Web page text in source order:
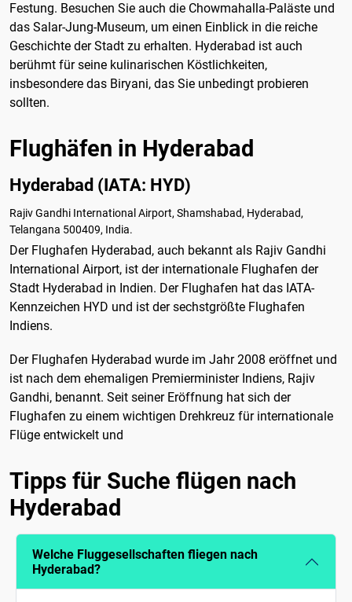
Festung. Besuchen Sie auch die Chowmahalla-Paläste und
das Salar-Jung-Museum, um einen Einblick in die reiche
Geschichte der Stadt zu erhalten. Hyderabad ist auch
berühmt für seine kulinarischen Köstlichkeiten,
insbesondere das Biryani, das Sie unbedingt probieren
sollten.
Flughäfen in Hyderabad
Hyderabad (IATA: HYD)
Rajiv Gandhi International Airport, Shamshabad, Hyderabad,
Telangana 500409, India.
Der Flughafen Hyderabad, auch bekannt als Rajiv Gandhi
International Airport, ist der internationale Flughafen der
Stadt Hyderabad in Indien. Der Flughafen hat das IATA-
Kennzeichen HYD und ist der sechstgrößte Flughafen
Indiens.
Der Flughafen Hyderabad wurde im Jahr 2008 eröffnet und
ist nach dem ehemaligen Premierminister Indiens, Rajiv
Gandhi, benannt. Seit seiner Eröffnung hat sich der
Flughafen zu einem wichtigen Drehkreuz für internationale
Flüge entwickelt und
Tipps für Suche flügen nach
Hyderabad
Welche Fluggesellschaften fliegen nach
Hyderabad?